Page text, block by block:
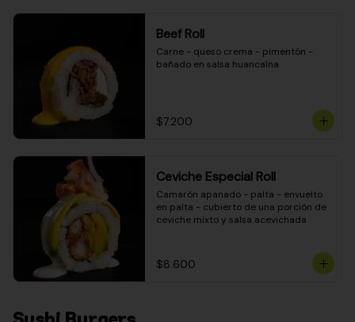
Beef Roll
Carne - queso crema - pimentón -
bañado en salsa huancaína
$7.200
Ceviche Especial Roll
Camarón apanado - palta - envuelto
en palta - cubierto de una porción de
ceviche mixto y salsa acevichada
$8.600